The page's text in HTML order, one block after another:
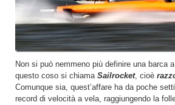
Non si può nemmeno più definire una barca
questo coso si chiama Sailrocket, cioè
Comunque sia, quest’affare ha da poche
record di velocità a vela, raggiungendo la